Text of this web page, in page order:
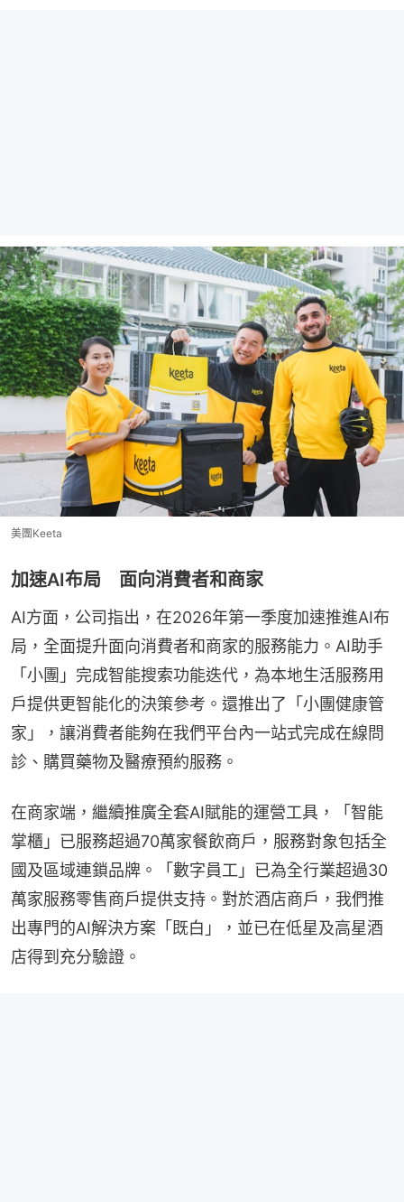
美團Keeta
加速AI布局 面向消費者和商家
AI方面，公司指出，在2026年第一季度加速推進AI布
局，全面提升面向消費者和商家的服務能力。AI助手
「小團」完成智能搜索功能迭代，為本地生活服務用
戶提供更智能化的決策參考。還推出了「小團健康管
家」，讓消費者能夠在我們平台內一站式完成在線問
診、購買藥物及醫療預約服務。
在商家端，繼續推廣全套AI賦能的運營工具，「智能
掌櫃」已服務超過70萬家餐飲商戶，服務對象包括全
國及區域連鎖品牌。「數字員工」已為全行業超過30
萬家服務零售商戶提供支持。對於酒店商戶，我們推
出專門的AI解決方案「既白」，並已在低星及高星酒
店得到充分驗證。